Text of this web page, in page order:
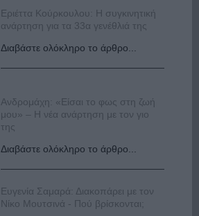
Εριέττα Κούρκουλου: Η συγκινητική
ανάρτηση για τα 33α γενέθλιά της
Διαβάστε ολόκληρο το άρθρο...
Ανδρομάχη: «Είσαι το φως στη ζωή
μου» – Η νέα ανάρτηση με τον γιο
της
Διαβάστε ολόκληρο το άρθρο...
Ευγενία Σαμαρά: Διακοπάρει με τον
Νίκο Μουτσινά - Πού βρίσκονται;